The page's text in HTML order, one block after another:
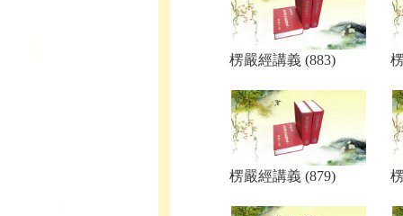
楞嚴經講義 (883)
楞嚴經講義 (879)